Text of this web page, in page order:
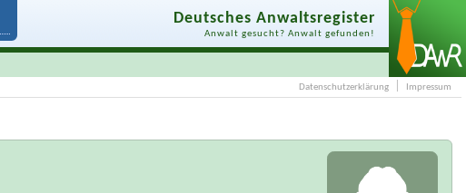
Deutsches Anwaltsregister
Anwalt gesucht? Anwalt gefunden!
Datenschutzerklärung Impressum